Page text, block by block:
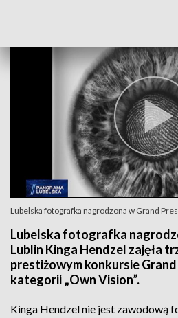
Lubelska fotografka nagrodzona w Grand
Lubelska fotografka
Lublin Kinga Hendzel zajęła
prestiżowym konkursie
kategorii „Own Vision”.
Kinga Hendzel nie jest zawodową